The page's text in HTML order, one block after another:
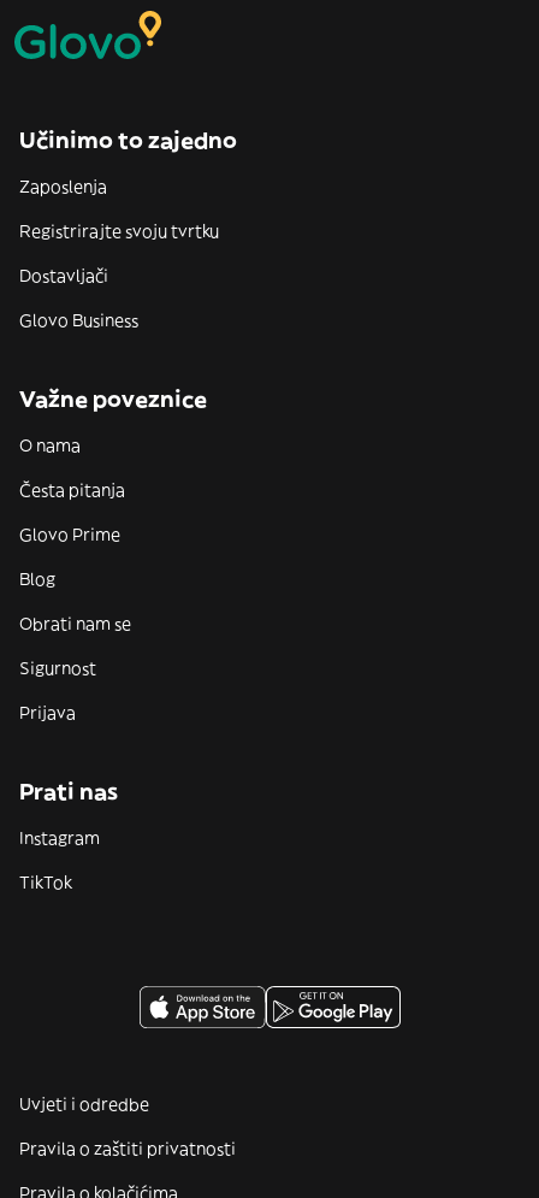
Učinimo to zajedno
Zaposlenja
Registrirajte svoju tvrtku
Dostavljači
Glovo Business
Važne poveznice
O nama
Česta pitanja
Glovo Prime
Blog
Obrati nam se
Sigurnost
Prijava
Prati nas
Instagram
TikTok
Uvjeti i odredbe
Pravila o zaštiti privatnosti
Pravila o kolačićima